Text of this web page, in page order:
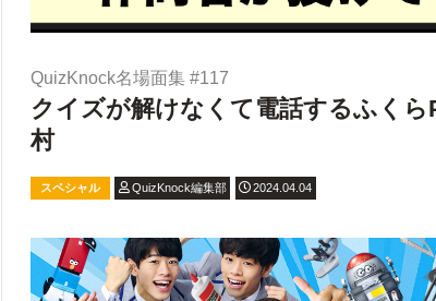
QuizKnock名場面集 #117
クイズが解けなくて電話するふく
村
スペシャル QuizKnock編集部 2024.04.04